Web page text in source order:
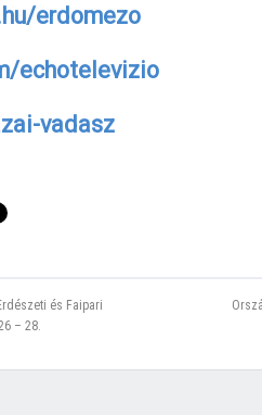
erdomezo
echotelevizio
vadasz
és Faipari
– 28.